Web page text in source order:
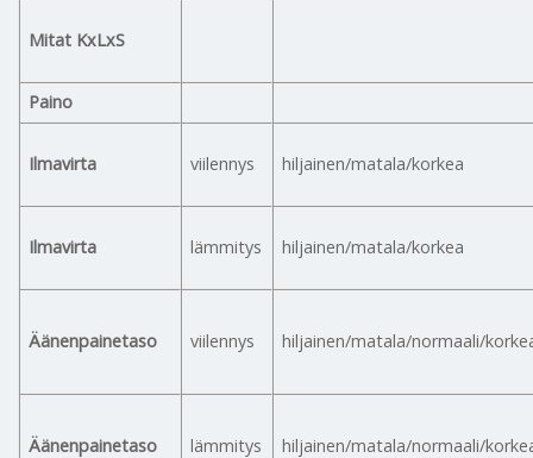
Mitat KxLxS
Paino
Ilmavirta viilennys hiljainen/matala/korkea
Ilmavirta lämmitys hiljainen/matala/korkea
Äänenpainetaso viilennys hiljainen/matala/normaali/
Äänenpainetaso lämmitys hiljainen/matala/normaali/